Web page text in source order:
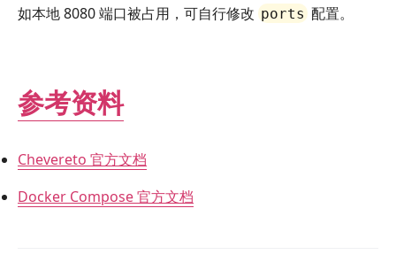
如本地 8080 端口被占用，可自行修改 ports 配置。
参考资料
Chevereto 官方文档
Docker Compose 官方文档